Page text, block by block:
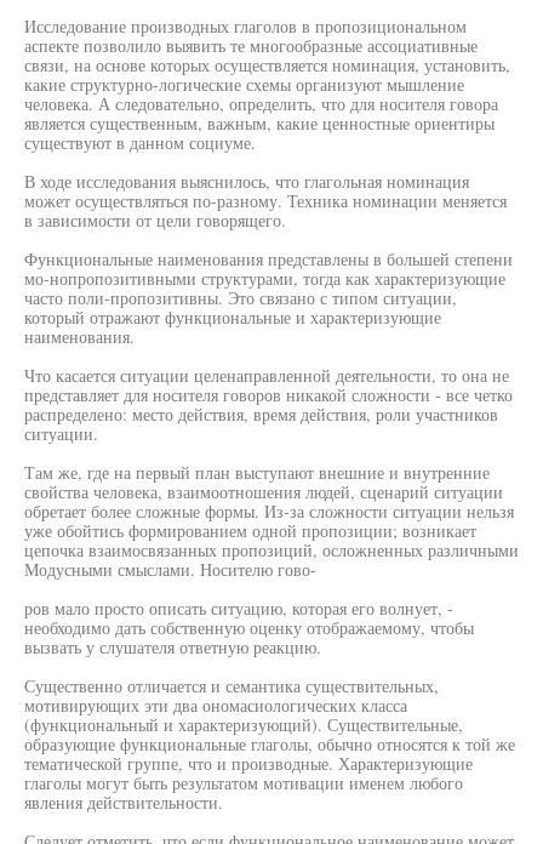
Исследование производных глаголов в пропозициональном
аспекте позволило выявить те многообразные ассоциативные
связи, на основе которых осуществляется номинация, установить,
какие структурно-логические схемы организуют мышление
человека. А следовательно, определить, что для носителя говора
является существенным, важным, какие ценностные ориентиры
существуют в данном социуме.
В ходе исследования выяснилось, что глагольная номинация
может осуществляться по-разному. Техника номинации меняется
в зависимости от цели говорящего.
Функциональные наименования представлены в большей степени
мо-нопропозитивными структурами, тогда как характеризующие
часто поли-пропозитивны. Это связано с типом ситуации,
который отражают функциональные и характеризующие
наименования.
Что касается ситуации целенаправленной деятельности, то она не
представляет для носителя говоров никакой сложности - все четко
распределено: место действия, время действия, роли участников
ситуации.
Там же, где на первый план выступают внешние и внутренние
свойства человека, взаимоотношения людей, сценарий ситуации
обретает более сложные формы. Из-за сложности ситуации нельзя
уже обойтись формированием одной пропозиции; возникает
цепочка взаимосвязанных пропозиций, осложненных различными
Модусными смыслами. Носителю гово-
ров мало просто описать ситуацию, которая его волнует, -
необходимо дать собственную оценку отображаемому, чтобы
вызвать у слушателя ответную реакцию.
Существенно отличается и семантика существительных,
мотивирующих эти два ономасиологических класса
(функциональный и характеризующий). Существительные,
образующие функциональные глаголы, обычно относятся к той же
тематической группе, что и производные. Характеризующие
глаголы могут быть результатом мотивации именем любого
явления действительности.